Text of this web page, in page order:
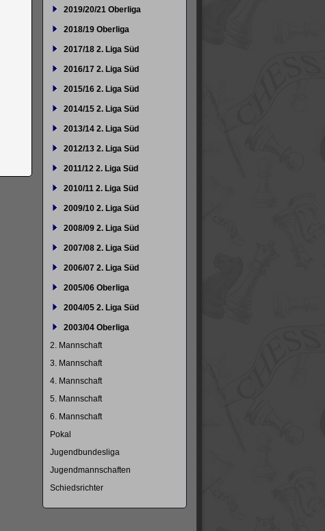
2019/20/21 Oberliga
2018/19 Oberliga
2017/18 2. Liga Süd
2016/17 2. Liga Süd
2015/16 2. Liga Süd
2014/15 2. Liga Süd
2013/14 2. Liga Süd
2012/13 2. Liga Süd
2011/12 2. Liga Süd
2010/11 2. Liga Süd
2009/10 2. Liga Süd
2008/09 2. Liga Süd
2007/08 2. Liga Süd
2006/07 2. Liga Süd
2005/06 Oberliga
2004/05 2. Liga Süd
2003/04 Oberliga
2. Mannschaft
3. Mannschaft
4. Mannschaft
5. Mannschaft
6. Mannschaft
Pokal
Jugendbundesliga
Jugendmannschaften
Schiedsrichter